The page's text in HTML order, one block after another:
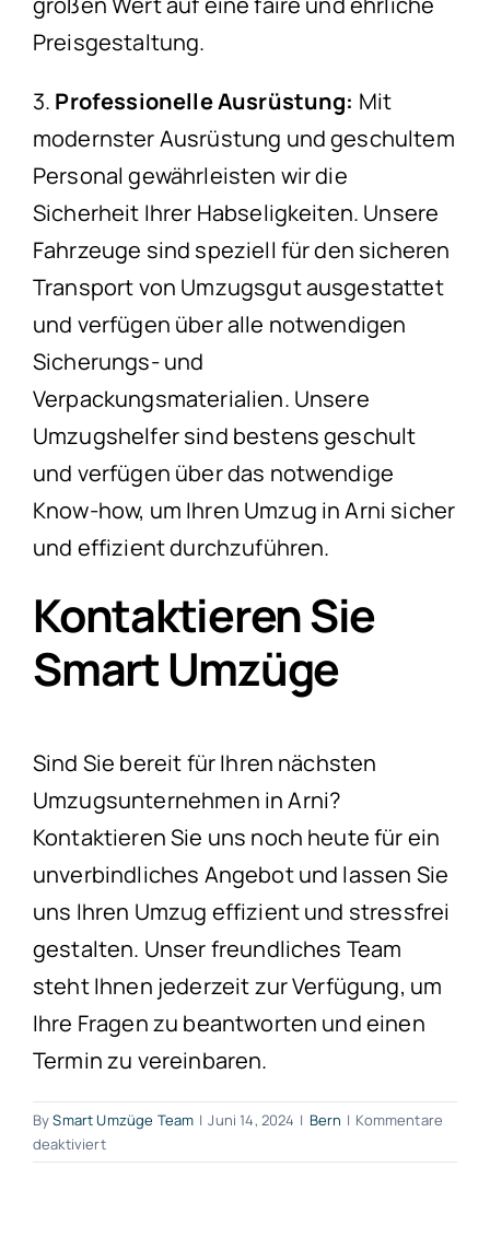
Preisgestaltung.
3. Professionelle Ausrüstung: Mit
modernster Ausrüstung und geschultem
Personal gewährleisten wir die
Sicherheit Ihrer Habseligkeiten. Unsere
Fahrzeuge sind speziell für den sicheren
Transport von Umzugsgut ausgestattet
und verfügen über alle notwendigen
Sicherungs- und
Verpackungsmaterialien. Unsere
Umzugshelfer sind bestens geschult
und verfügen über das notwendige
Know-how, um Ihren Umzug in Arni sicher
und effizient durchzuführen.
Kontaktieren Sie
Smart Umzüge
Sind Sie bereit für Ihren nächsten
Umzugsunternehmen in Arni?
Kontaktieren Sie uns noch heute für ein
unverbindliches Angebot und lassen Sie
uns Ihren Umzug effizient und stressfrei
gestalten. Unser freundliches Team
steht Ihnen jederzeit zur Verfügung, um
Ihre Fragen zu beantworten und einen
Termin zu vereinbaren.
BySmart Umzüge Team | Juni 14, 2024 | Bern | Kommentare
deaktiviertfür
Umzugsunternehmen